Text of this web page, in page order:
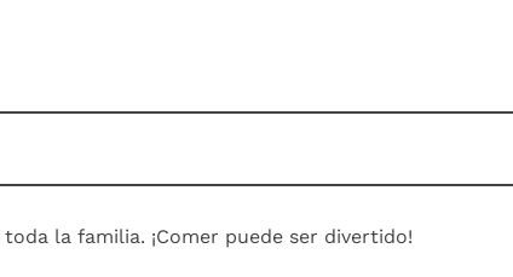
la familia. ¡Comer puede ser divertido!